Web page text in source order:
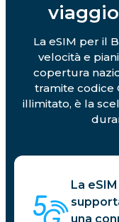
La eSIM per il
velocità e
copertura
tramite codice
illimitato, è la
La
una